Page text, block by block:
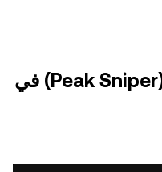
ما هو بوت قناص القمم (Peak Sniper) في